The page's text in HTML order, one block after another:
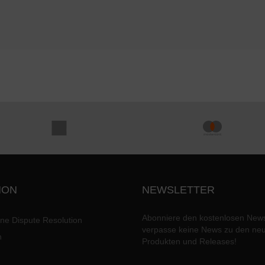
Dispute Resolution
NEWSLETTER
Abonniere den kostenlosen
verpasse keine News zu den
Produkten und Releases!